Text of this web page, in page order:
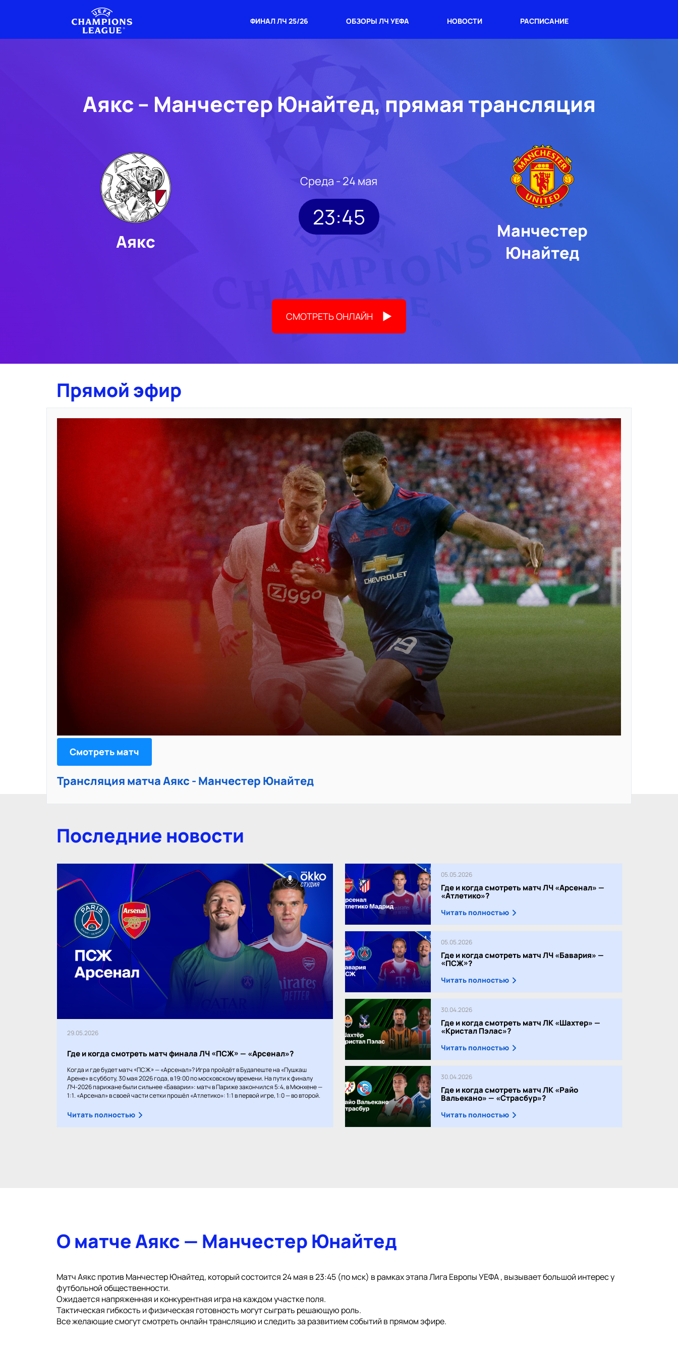
ФИНАЛ ЛЧ 25/26 ОБЗОРЫ ЛЧ УЕФА НОВОСТИ РАСПИСАНИЕ
Аякс – Манчестер Юнайтед, прямая трансляция
Аякс
Среда - 24 мая
23:45
Манчестер
Юнайтед
СМОТРЕТЬ ОНЛАЙН
Прямой эфир
Смотреть матч
Трансляция матча Аякс - Манчестер Юнайтед
Последние новости
29.05.2026
Где и когда смотреть матч финала ЛЧ «ПСЖ» — «Арсенал»?
Когда и где будет матч «ПСЖ» — «Арсенал»? Игра пройдёт в Будапеште на «Пушкаш
Арене» в субботу, 30 мая 2026 года, в 19:00 по московскому времени. На пути к финалу
ЛЧ-2026 парижане были сильнее «Баварии»: матч в Париже закончился 5:4, в Мюнхене —
1:1. «Арсенал» в своей части сетки прошёл «Атлетико»: 1:1 в первой игре, 1:0 — во второй.
Читать полностью
05.05.2026
Где и когда смотреть матч ЛЧ «Арсенал» —
«Атлетико»?
Читать полностью
05.05.2026
Где и когда смотреть матч ЛЧ «Бавария» —
«ПСЖ»?
Читать полностью
30.04.2026
Где и когда смотреть матч ЛК «Шахтер» —
«Кристал Пэлас»?
Читать полностью
30.04.2026
Где и когда смотреть матч ЛК «Райо
Вальекано» — «Страсбур»?
Читать полностью
О матче Аякс — Манчестер Юнайтед
Матч Аякс против Манчестер Юнайтед, который состоится 24 мая в 23:45 (по мск) в рамках этапа Лига Европы УЕФА , вызывает большой интерес у
футбольной общественности.
Ожидается напряженная и конкурентная игра на каждом участке поля.
Тактическая гибкость и физическая готовность могут сыграть решающую роль.
Все желающие смогут смотреть онлайн трансляцию и следить за развитием событий в прямом эфире.